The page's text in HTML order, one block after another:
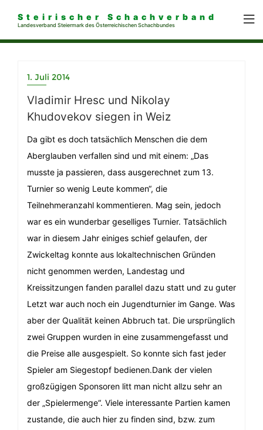
Steirischer Schachverband
Landesverband Steiermark des Österreichischen Schachbundes
1. Juli 2014
Vladimir Hresc und Nikolay
Khudovekov siegen in Weiz
Da gibt es doch tatsächlich Menschen die dem
Aberglauben verfallen sind und mit einem: „Das
musste ja passieren, dass ausgerechnet zum 13.
Turnier so wenig Leute kommen“, die
Teilnehmeranzahl kommentieren. Mag sein, jedoch
war es ein wunderbar geselliges Turnier. Tatsächlich
war in diesem Jahr einiges schief gelaufen, der
Zwickeltag konnte aus lokaltechnischen Gründen
nicht genommen werden, Landestag und
Kreissitzungen fanden parallel dazu statt und zu guter
Letzt war auch noch ein Jugendturnier im Gange. Was
aber der Qualität keinen Abbruch tat. Die ursprünglich
zwei Gruppen wurden in eine zusammengefasst und
die Preise alle ausgespielt. So konnte sich fast jeder
Spieler am Siegestopf bedienen.Dank der vielen
großzügigen Sponsoren litt man nicht allzu sehr an
der „Spielermenge“. Viele interessante Partien kamen
zustande, die auch hier zu finden sind, bzw. zum